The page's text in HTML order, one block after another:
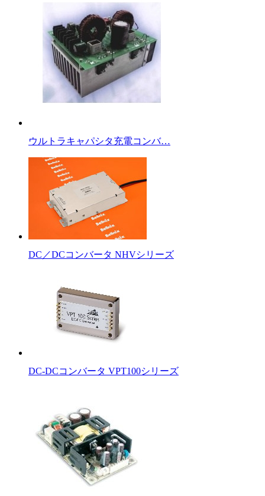
ウルトラキャパシタ充電コンバ…
DC／DCコンバータ NHVシリーズ
DC-DCコンバータ VPT100シリーズ